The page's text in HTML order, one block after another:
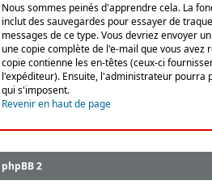
Nous sommes peinés d'apprendre cela. La
inclut des sauvegardes pour essayer de
messages de ce type. Vous devriez envoyer
une copie complète de l'e-mail que vous avez
copie contienne les en-têtes (ceux-ci
l'expéditeur). Ensuite, l'administrateur pourra
qui s'imposent.
Revenir en haut de page
phpBB 2